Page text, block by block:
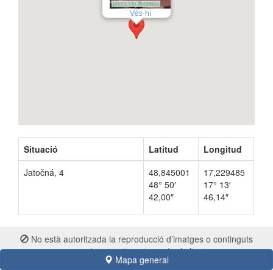
Vés-hi
Situació Latitud
Longitud
Jatočná, 4
48,845001
48° 50′
42,00″
17,229485
17° 13′
46,14″
Mapa general
No està autoritzada la reproducció d’imatges o continguts
sense el consentiment exprés de l'autor